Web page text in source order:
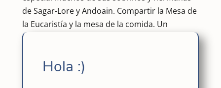
de Sagar-Lore y Andoain. Compartir la Mesa de
la Eucaristía y la mesa de la comida. Un
verdadero placer para todas!
Hola :)